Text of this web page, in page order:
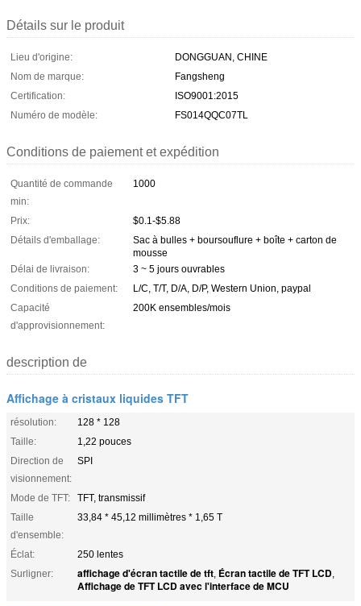
Détails sur le produit
Lieu d'origine:
DONGGUAN, CHINE
Nom de marque:
Fangsheng
Certification:
ISO9001:2015
Numéro de modèle:
FS014QQC07TL
Conditions de paiement et expédition
Quantité de commande
min:
1000
Prix:
$0.1-$5.88
Détails d'emballage:
Sac à bulles + boursouflure + boîte + carton de
mousse
Délai de livraison:
3 ~ 5 jours ouvrables
Conditions de paiement:
L/C, T/T, D/A, D/P, Western Union, paypal
Capacité
d'approvisionnement:
200K ensembles/mois
description de
Affichage à cristaux liquides TFT
résolution:
128 * 128
Taille:
1,22 pouces
Direction de
visionnement:
SPI
Mode de TFT:
TFT, transmissif
Taille
d'ensemble:
33,84 * 45,12 millimètres * 1,65 T
Éclat:
250 lentes
Surligner:
affichage d'écran tactile de tft, Écran tactile de TFT LCD,
Affichage de TFT LCD avec l'interface de MCU